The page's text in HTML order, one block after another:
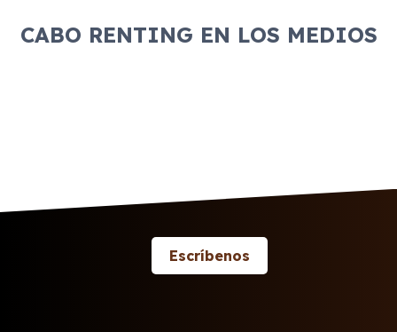
CABO RENTING EN LOS MEDIOS
Escríbenos